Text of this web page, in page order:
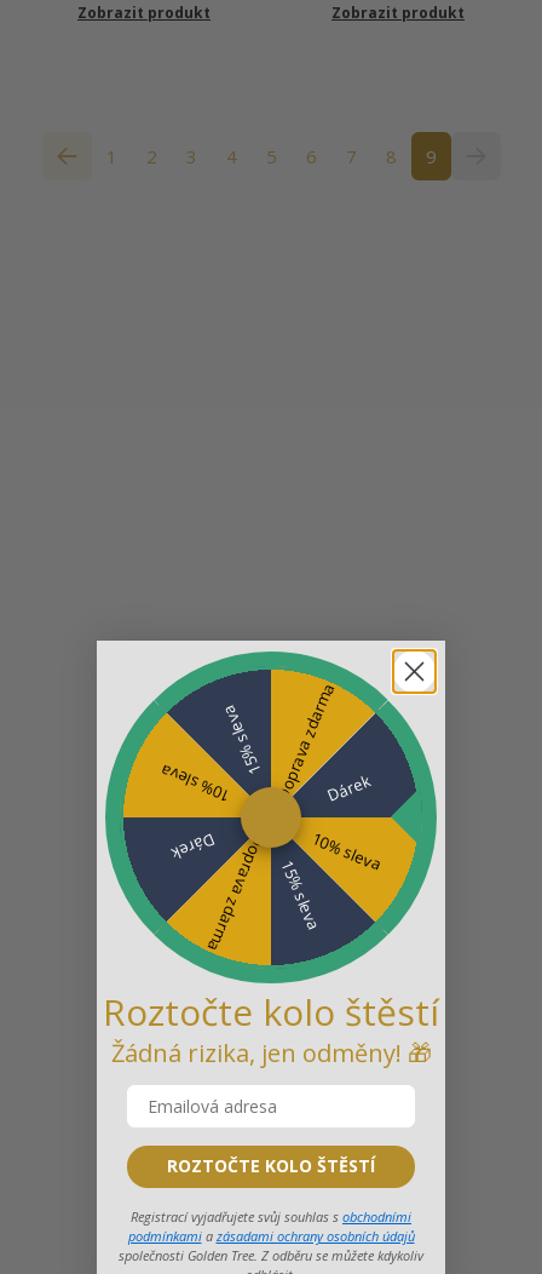
Zobrazit produkt Zobrazit produkt
1 2 3 4 5 6 7 8 9
Doprava zdarmaDárek
10% sleva
15% sleva
Doprava zdarma
Dárek
10% sleva
15% sleva
Roztočte kolo štěstí
Žádná rizika, jen odměny! 🎁
ROZTOČTE KOLO ŠTĚSTÍ
Registrací vyjadřujete svůj souhlas s obchodními
podmínkami a zásadami ochrany osobních údajů
společnosti Golden Tree. Z odběru se můžete kdykoliv